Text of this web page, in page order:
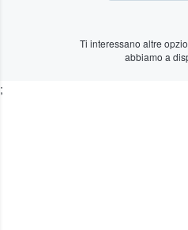
Ti interessano altre
abbiamo a
;